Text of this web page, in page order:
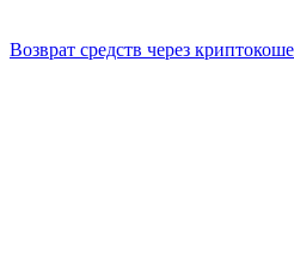
Возврат средств через